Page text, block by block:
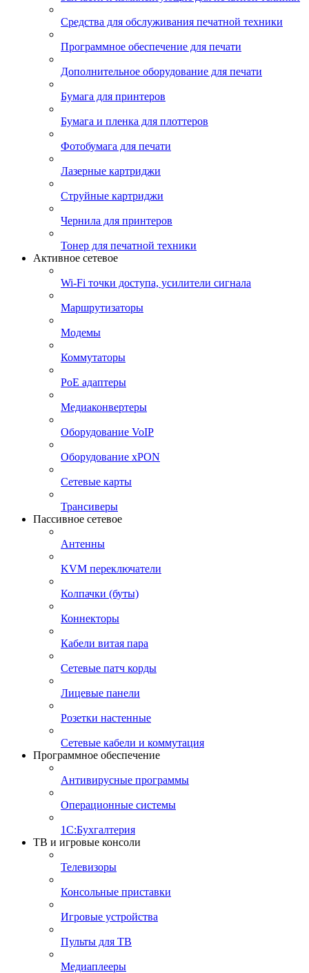
Средства для обслуживания печатной техники
Программное обеспечение для печати
Дополнительное оборудование для печати
Бумага для принтеров
Бумага и пленка для плоттеров
Фотобумага для печати
Лазерные картриджи
Струйные картриджи
Чернила для принтеров
Тонер для печатной техники
Активное сетевое
Wi-Fi точки доступа, усилители сигнала
Маршрутизаторы
Модемы
Коммутаторы
PoE адаптеры
Медиаконвертеры
Оборудование VoIP
Оборудование xPON
Сетевые карты
Трансиверы
Пассивное сетевое
Антенны
KVM переключатели
Колпачки (буты)
Коннекторы
Кабели витая пара
Сетевые патч корды
Лицевые панели
Розетки настенные
Сетевые кабели и коммутация
Программное обеспечение
Антивирусные программы
Операционные системы
1С:Бухгалтерия
ТВ и игровые консоли
Телевизоры
Консольные приставки
Игровые устройства
Пульты для ТВ
Медиаплееры